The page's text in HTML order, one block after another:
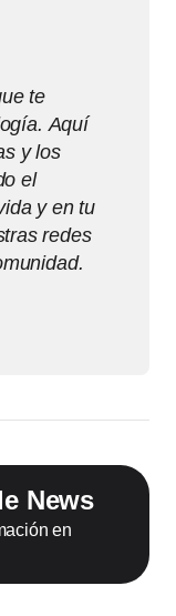
te
Aquí
y los
el
y en tu
redes
News
en